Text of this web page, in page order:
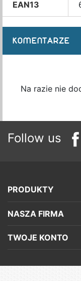
EAN13
KOMENTARZE
Na razie nie
Follow us
PRODUKTY
NASZA FIRMA
TWOJE KONTO